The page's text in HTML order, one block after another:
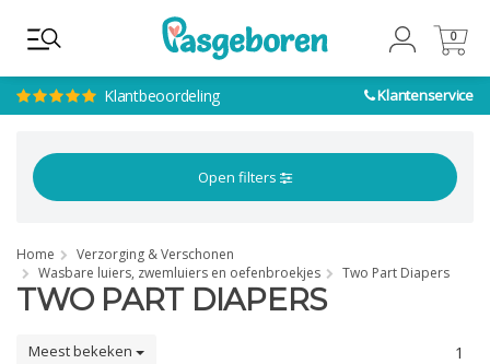
Klantbeoordeling Klantenservice
0
0
Open filters
Home
Verzorging & Verschonen
Wasbare luiers, zwemluiers en oefenbroekjes
Two Part Diapers
TWO PART DIAPERS
Meest bekeken 1